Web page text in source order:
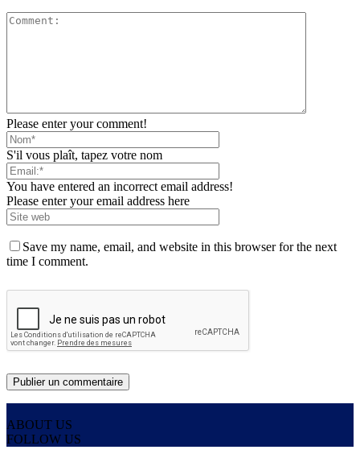
Please enter your comment!
S'il vous plaît, tapez votre nom
You have entered an incorrect email address!
Please enter your email address here
Save my name, email, and website in this browser for the next
time I comment.
ABOUT US
FOLLOW US